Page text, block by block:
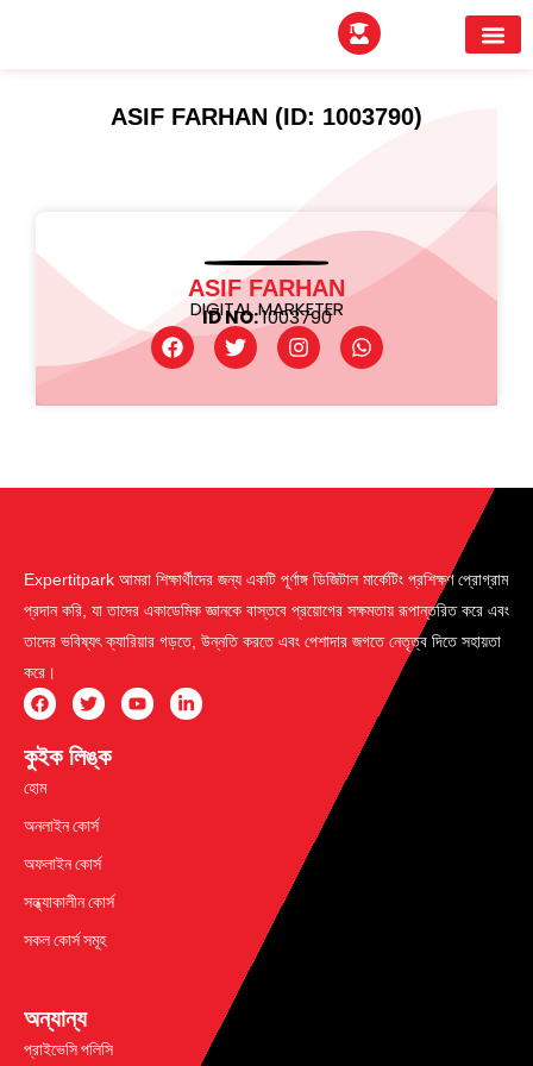
ASIF FARHAN (ID: 1003790)
ASIF FARHAN
DIGITAL MARKETER
ID NO:1003790
Expertitpark আমরা শিক্ষার্থীদের জন্য একটি পূর্ণাঙ্গ ডিজিটাল মার্কেটিং প্রশিক্ষণ প্রোগ্রাম
প্রদান করি, যা তাদের একাডেমিক জ্ঞানকে বাস্তবে প্রয়োগের সক্ষমতায় রূপান্তরিত করে এবং
তাদের ভবিষ্যৎ ক্যারিয়ার গড়তে, উন্নতি করতে এবং পেশাদার জগতে নেতৃত্ব দিতে সহায়তা
করে।
কুইক লিঙ্ক
হোম
অনলাইন কোর্স
অফলাইন কোর্স
সন্ধ্যাকালীন কোর্স
সকল কোর্স সমূহ
অন্যান্য
প্রাইভেসি পলিসি